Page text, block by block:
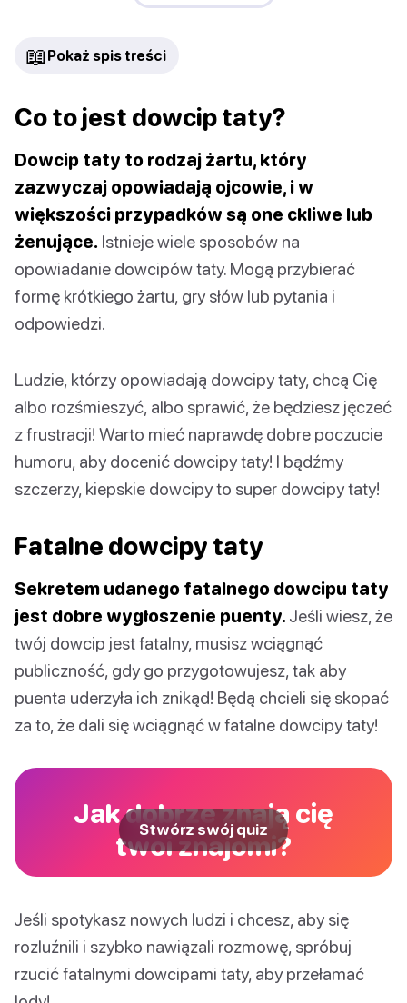
📖 Pokaż spis treści
Co to jest dowcip taty?
Dowcip taty to rodzaj żartu, który
zazwyczaj opowiadają ojcowie, i w
większości przypadków są one ckliwe lub
żenujące. Istnieje wiele sposobów na
opowiadanie dowcipów taty. Mogą przybierać
formę krótkiego żartu, gry słów lub pytania i
odpowiedzi.
Ludzie, którzy opowiadają dowcipy taty, chcą Cię
albo rozśmieszyć, albo sprawić, że będziesz jęczeć
z frustracji! Warto mieć naprawdę dobre poczucie
humoru, aby docenić dowcipy taty! I bądźmy
szczerzy, kiepskie dowcipy to super dowcipy taty!
Fatalne dowcipy taty
Sekretem udanego fatalnego dowcipu taty
jest dobre wygłoszenie puenty. Jeśli wiesz, że
twój dowcip jest fatalny, musisz wciągnąć
publiczność, gdy go przygotowujesz, tak aby
puenta uderzyła ich znikąd! Będą chcieli się skopać
za to, że dali się wciągnąć w fatalne dowcipy taty!
Jak dobrze znają cię
twoi znajomi?
Stwórz swój quiz
Jeśli spotykasz nowych ludzi i chcesz, aby się
rozluźnili i szybko nawiązali rozmowę, spróbuj
rzucić fatalnymi dowcipami taty, aby przełamać